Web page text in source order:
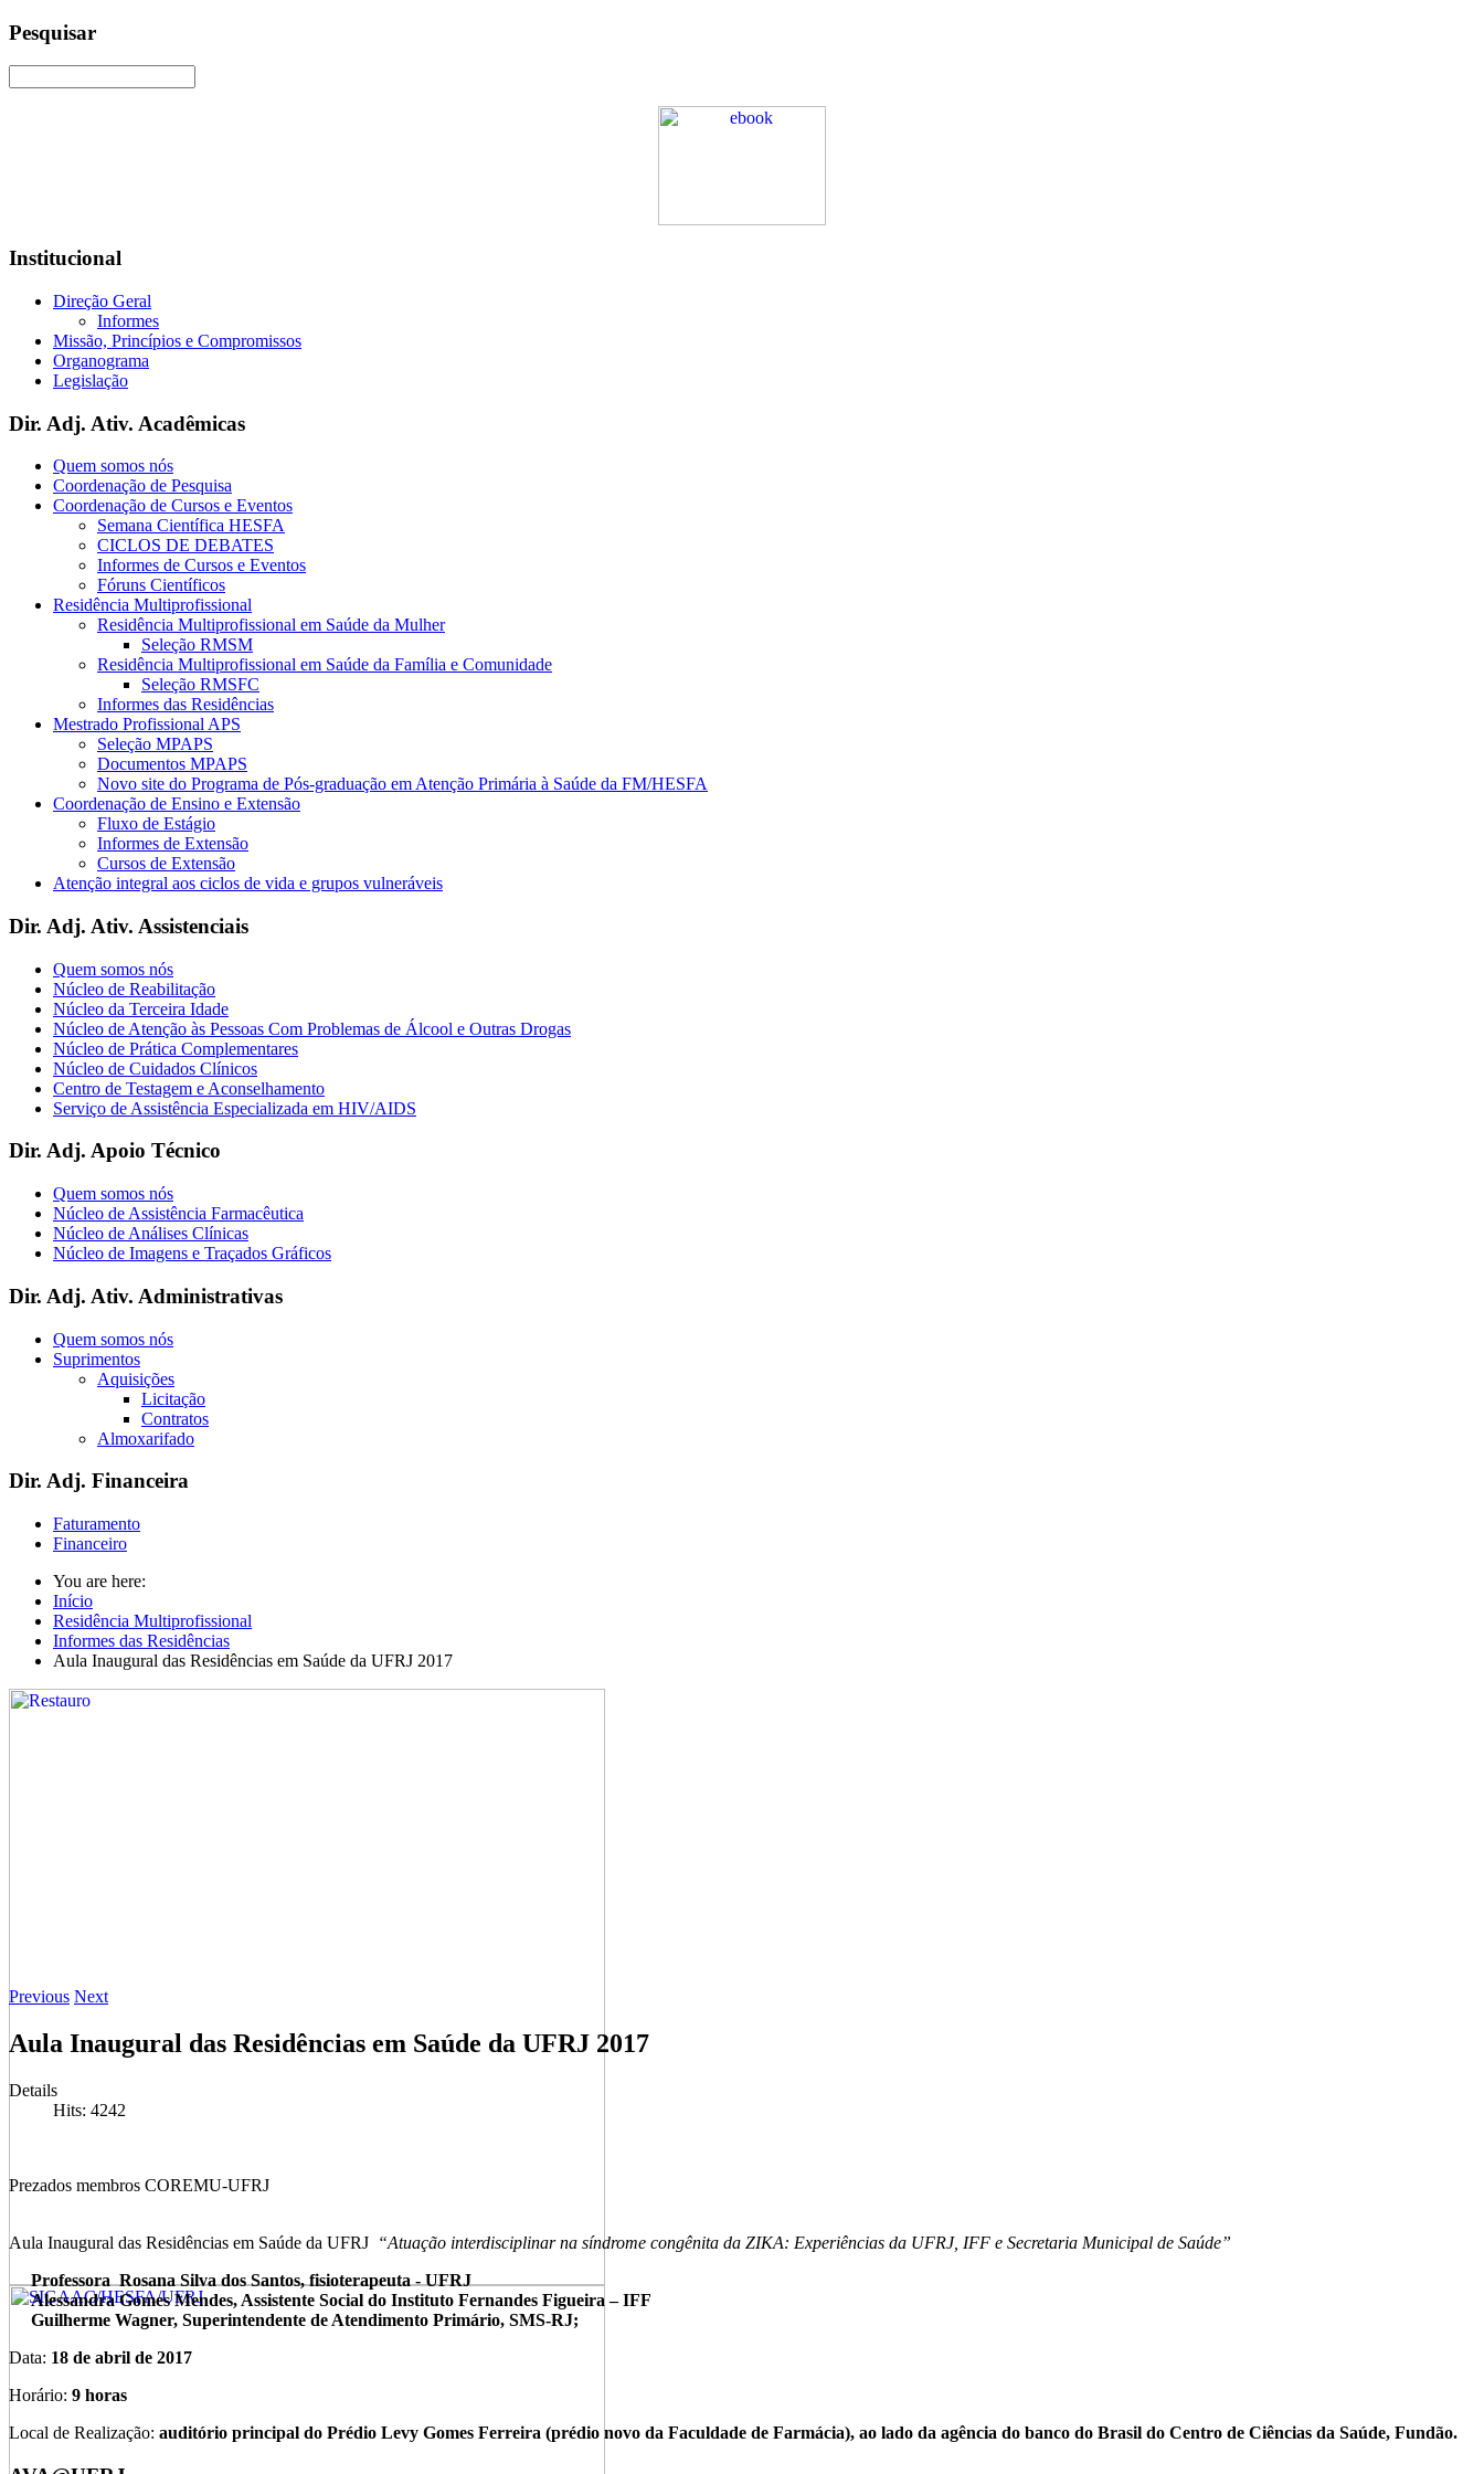
Pesquisar
Institucional
Direção Geral
Informes
Missão, Princípios e Compromissos
Organograma
Legislação
Dir. Adj. Ativ. Acadêmicas
Quem somos nós
Coordenação de Pesquisa
Coordenação de Cursos e Eventos
Semana Científica HESFA
CICLOS DE DEBATES
Informes de Cursos e Eventos
Fóruns Científicos
Residência Multiprofissional
Residência Multiprofissional em Saúde da Mulher
Seleção RMSM
Residência Multiprofissional em Saúde da Família e Comunidade
Seleção RMSFC
Informes das Residências
Mestrado Profissional APS
Seleção MPAPS
Documentos MPAPS
Novo site do Programa de Pós-graduação em Atenção Primária à Saúde da FM/HESFA
Coordenação de Ensino e Extensão
Fluxo de Estágio
Informes de Extensão
Cursos de Extensão
Atenção integral aos ciclos de vida e grupos vulneráveis
Dir. Adj. Ativ. Assistenciais
Quem somos nós
Núcleo de Reabilitação
Núcleo da Terceira Idade
Núcleo de Atenção às Pessoas Com Problemas de Álcool e Outras Drogas
Núcleo de Prática Complementares
Núcleo de Cuidados Clínicos
Centro de Testagem e Aconselhamento
Serviço de Assistência Especializada em HIV/AIDS
Dir. Adj. Apoio Técnico
Quem somos nós
Núcleo de Assistência Farmacêutica
Núcleo de Análises Clínicas
Núcleo de Imagens e Traçados Gráficos
Dir. Adj. Ativ. Administrativas
Quem somos nós
Suprimentos
Aquisições
Licitação
Contratos
Almoxarifado
Dir. Adj. Financeira
Faturamento
Financeiro
You are here:
Início
Residência Multiprofissional
Informes das Residências
Aula Inaugural das Residências em Saúde da UFRJ 2017
Previous Next
Aula Inaugural das Residências em Saúde da UFRJ 2017
Details
Hits: 4242
Prezados membros COREMU-UFRJ
Aula Inaugural das Residências em Saúde da UFRJ “Atuação interdisciplinar na síndrome congênita da ZIKA: Experiências da UFRJ, IFF e Secretaria Municipal de Saúde”
Professora Rosana Silva dos Santos, fisioterapeuta - UFRJ
Alessandra Gomes Mendes, Assistente Social do Instituto Fernandes Figueira – IFF
Guilherme Wagner, Superintendente de Atendimento Primário, SMS-RJ;
Data: 18 de abril de 2017
Horário: 9 horas
Local de Realização: auditório principal do Prédio Levy Gomes Ferreira (prédio novo da Faculdade de Farmácia), ao lado da agência do banco do Brasil do Centro de Ciências da Saúde, Fundão.